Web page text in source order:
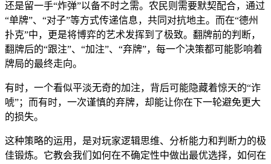
还是留一手“炸弹”以备不时之需。农民则需要默契配合，通过
“单牌”、“对子”等方式传递信息，共同对抗地主。而在“德州
扑克”中，更是将博弈的艺术发挥到了极致。翻牌前的判断，
翻牌后的“跟注”、“加注”、“弃牌”，每一个决策都可能影响着
牌局的最终走向。
有时，一个看似平淡无奇的加注，背后可能隐藏着惊天的“诈
唬”；而有时，一次谨慎的弃牌，却能让你在下一轮避免更大
的损失。
这种策略的运用，是对玩家逻辑思维、分析能力和判断力的极
佳锻炼。它教会我们如何在不确定性中做出最优选择，如何在